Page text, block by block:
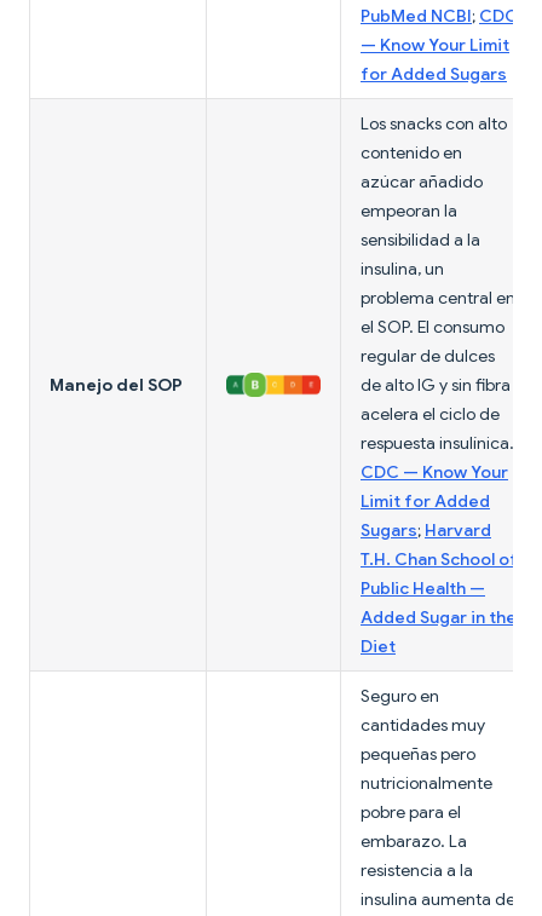
PubMed NCBI; CDC
— Know Your Limit
for Added Sugars
Manejo del SOP
Los snacks con alto
contenido en
azúcar añadido
empeoran la
sensibilidad a la
insulina, un
problema central en
el SOP. El consumo
regular de dulces
de alto IG y sin fibra
acelera el ciclo de
respuesta insulínica.
CDC — Know Your
Limit for Added
Sugars; Harvard
T.H. Chan School of
Public Health —
Added Sugar in the
Diet
Seguro en
cantidades muy
pequeñas pero
nutricionalmente
pobre para el
embarazo. La
resistencia a la
insulina aumenta de